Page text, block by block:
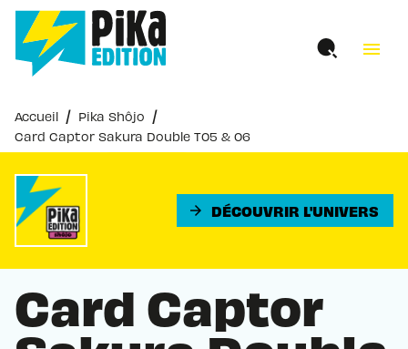
MENU RECHERCHE
PIED DE PAGE
menu
Accueil / Pika Shôjo /
Card Captor Sakura Double T05 & 06
arrow_forward DÉCOUVRIR L'UNIVERS
Card Captor